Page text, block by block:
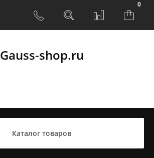
0
Gauss-shop.ru
Каталог товаров